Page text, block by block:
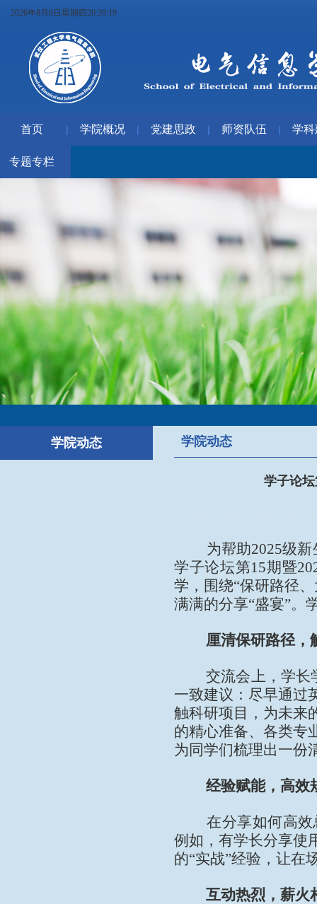
2026年8月6日星期四20:39:19
首页 | 学院概况 | 党建思政 | 师资队伍 | 学
专题专栏
学院动态 学院动态
学子论
为帮助2025级新
学子论坛第15期暨
学，围绕“保研路径
满满的分享“盛宴”。
厘清保研路径，
交流会上，学长
一致建议：尽早通过
触科研项目，为未来
的精心准备、各类专
为同学们梳理出一份
经验赋能，高效
在分享如何高效
例如，有学长分享使
的“实战”经验，让在
互动热烈，薪火